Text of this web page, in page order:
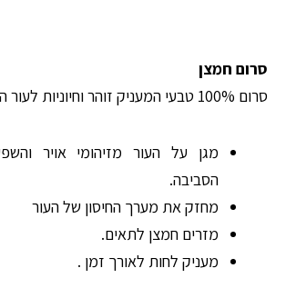
חמצן
סרום חמצן
סרום 100% טבעי המעניק זוהר וחיוניות לעור הפנים.
מגן על העור מזיהומי אויר
הסביבה.
מחזק את מערך החיסון של העור
מזרים חמצן לתאים.
מעניק לחות לאורך זמן .